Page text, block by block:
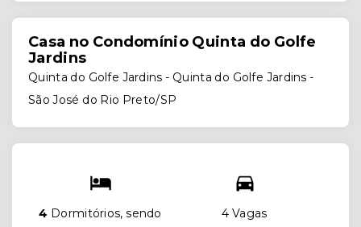
Casa no Condomínio Quinta do Golfe
Jardins
Quinta do Golfe Jardins - Quinta do Golfe Jardins -
São José do Rio Preto/SP
4 Dormitórios, sendo
4 Vagas